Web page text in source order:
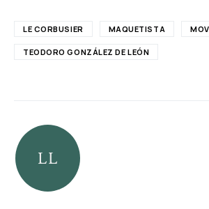
LE CORBUSIER MAQUETISTA
TEODORO GONZÁLEZ DE LEÓN